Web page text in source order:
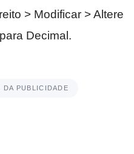
> Modificar > Altere
Decimal.
DA PUBLICIDADE